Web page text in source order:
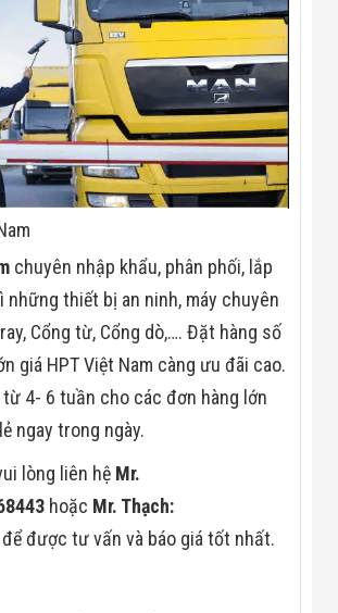
chuyên nhập khẩu, phân phối, lắp
những thiết bị an ninh, máy chuyên
Cổng từ, Cổng dò,…. Đặt hàng số
giá HPT Việt Nam càng ưu đãi cao.
4- 6 tuần cho các đơn hàng lớn
ngay trong ngày.
lòng liên hệ Mr.
hoặc Mr. Thạch:
để được tư vấn và báo giá tốt nhất.